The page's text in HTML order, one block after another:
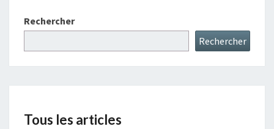
Rechercher
Rechercher
Tous les articles